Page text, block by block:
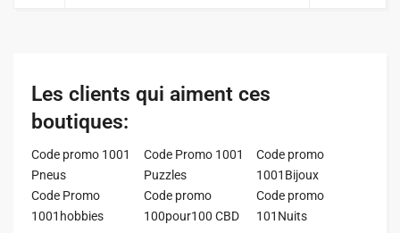
Les clients qui aiment ces
boutiques:
Code promo 1001
Pneus
Code Promo 1001
Puzzles
Code promo
1001Bijoux
Code Promo
1001hobbies
Code promo
100pour100 CBD
Code promo
101Nuits